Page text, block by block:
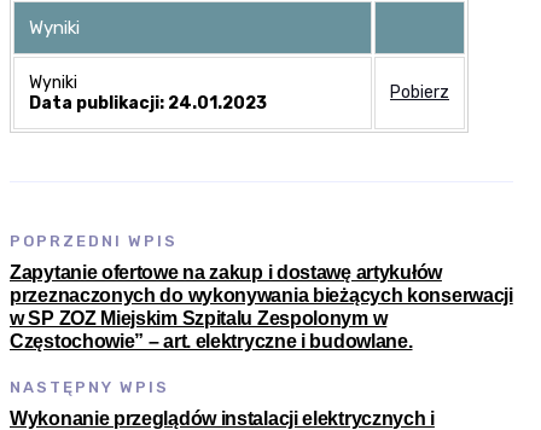
Wyniki
Wyniki
Data publikacji: 24.01.2023
Pobierz
POPRZEDNI WPIS
Zapytanie ofertowe na zakup i dostawę artykułów
przeznaczonych do wykonywania bieżących konserwacji
w SP ZOZ Miejskim Szpitalu Zespolonym w
Częstochowie” – art. elektryczne i budowlane.
NASTĘPNY WPIS
Wykonanie przeglądów instalacji elektrycznych i